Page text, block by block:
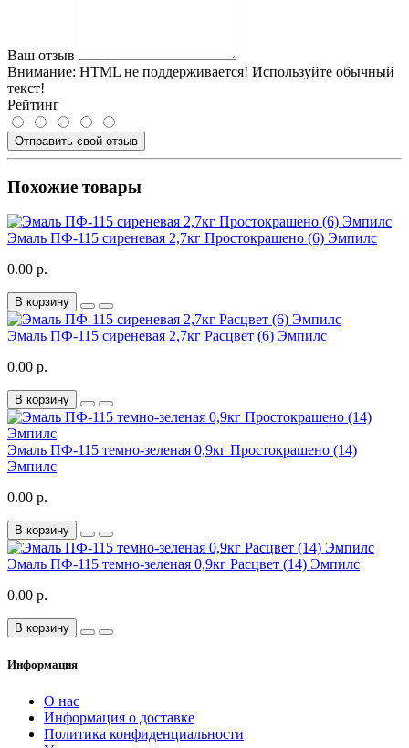
Ваш отзыв
Внимание: HTML не поддерживается! Используйте обычный
текст!
Рейтинг
Отправить свой отзыв
Похожие товары
Эмаль ПФ-115 сиреневая 2,7кг Простокрашено (6) Эмпилс
0.00 р.
В корзину
Эмаль ПФ-115 сиреневая 2,7кг Расцвет (6) Эмпилс
0.00 р.
В корзину
Эмаль ПФ-115 темно-зеленая 0,9кг Простокрашено (14)
Эмпилс
0.00 р.
В корзину
Эмаль ПФ-115 темно-зеленая 0,9кг Расцвет (14) Эмпилс
0.00 р.
В корзину
Информация
О нас
Информация о доставке
Политика конфиденциальности